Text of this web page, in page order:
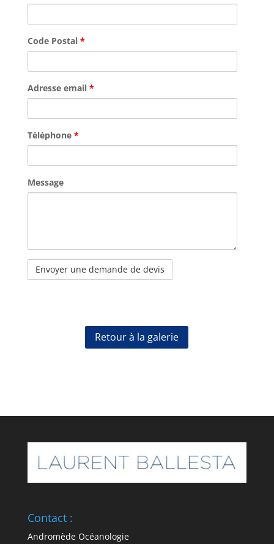
Code Postal *
Adresse email *
Téléphone *
Message
Retour à la galerie
Contact :
Andromède Océanologie